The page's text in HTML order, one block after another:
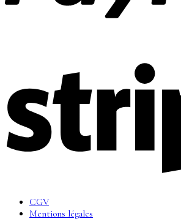
CGV
Mentions légales